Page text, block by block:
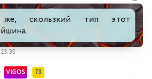
скользкий тип этот
VIGOS 73